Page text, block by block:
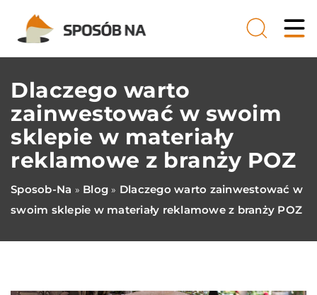
Dlaczego warto
zainwestować w swoim
sklepie w materiały
reklamowe z branży POZ
Sposob-Na » Blog » Dlaczego warto zainwestować w
swoim sklepie w materiały reklamowe z branży POZ